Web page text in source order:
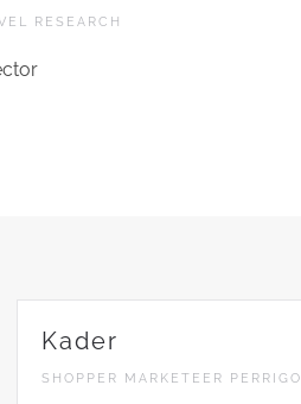
RESEARCH
Kader
SHOPPER MARKETEER PERRIGO